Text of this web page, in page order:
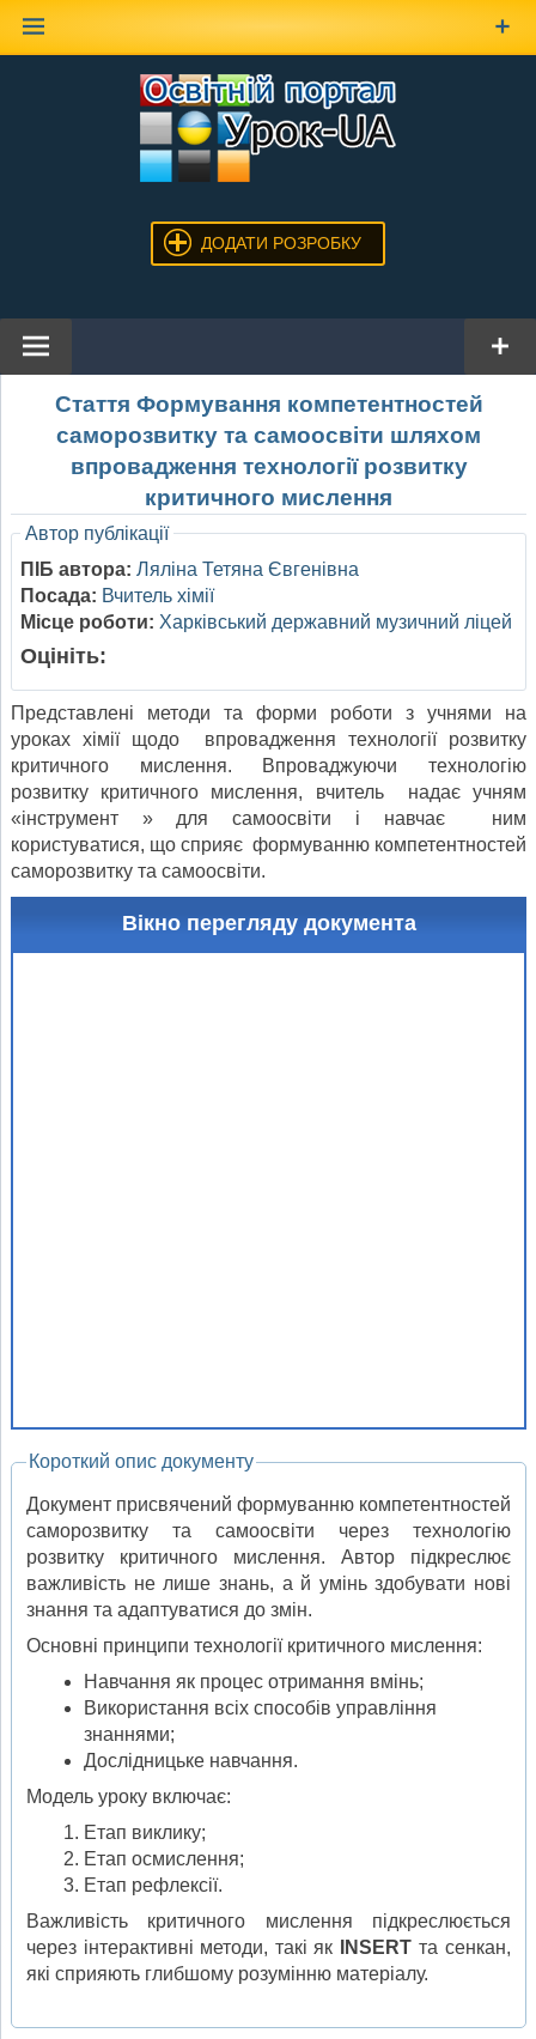
ДОДАТИ РОЗРОБКУ
Стаття Формування компетентностей
саморозвитку та самоосвіти шляхом
впровадження технології розвитку
критичного мислення
Автор публікації
ПІБ автора: Ляліна Тетяна Євгенівна
Посада: Вчитель хімії
Місце роботи: Харківський державний музичний ліцей
Оцініть:
Представлені методи та форми роботи з учнями на
уроках хімії щодо впровадження технології розвитку
критичного мислення. Впроваджуючи технологію
розвитку критичного мислення, вчитель надає учням
«інструмент » для самоосвіти і навчає ним
користуватися, що сприяє формуванню компетентностей
саморозвитку та самоосвіти.
Вікно перегляду документа
Короткий опис документу
Документ присвячений формуванню компетентностей
саморозвитку та самоосвіти через технологію
розвитку критичного мислення. Автор підкреслює
важливість не лише знань, а й умінь здобувати нові
знання та адаптуватися до змін.
Основні принципи технології критичного мислення:
Навчання як процес отримання вмінь;
Використання всіх способів управління
знаннями;
Дослідницьке навчання.
Модель уроку включає:
Етап виклику;
Етап осмислення;
Етап рефлексії.
Важливість критичного мислення підкреслюється
через інтерактивні методи, такі як
INSERT та сенкан,
які сприяють глибшому розумінню матеріалу.